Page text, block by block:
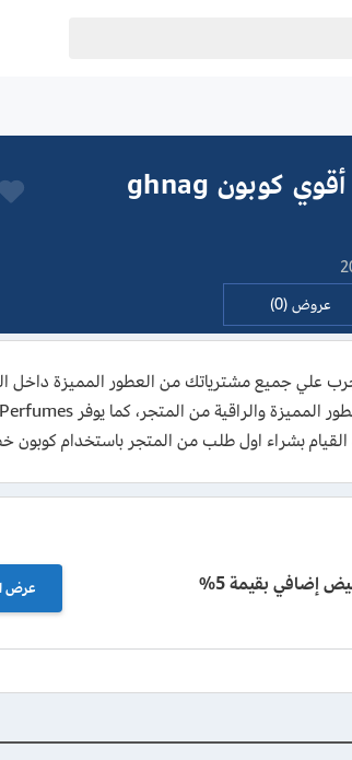
كود خصم غنج للعطور 2026 أقوي كوبون ghnag
عروض (0)
للعطور 2026 فعال 100% ومجرب علي جميع مشترياتك من العطور
إضافي بقيمة 5% عرض